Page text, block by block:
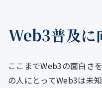
Web3普及に
ここまでWeb3の面白さ
の人にとってWeb3は未